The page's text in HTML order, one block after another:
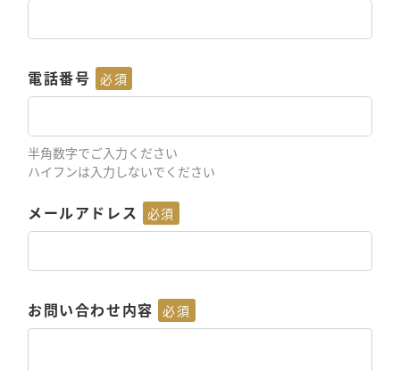
電話番号 必須
半角数字でご入力ください
ハイフンは入力しないでください
メールアドレス 必須
お問い合わせ内容 必須